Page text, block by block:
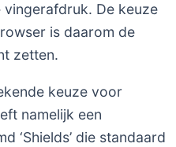
De keuze
is daarom de
zetten.
keuze voor
namelijk een
‘Shields’ die standaard